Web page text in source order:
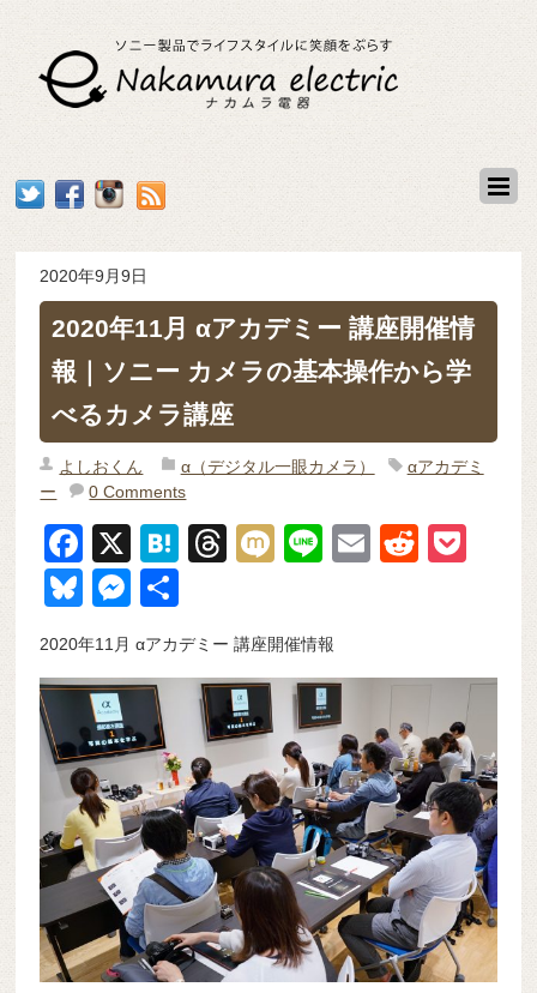
2020年9月9日
2020年11月 αアカデミー 講座開催情
報｜ソニー カメラの基本操作から学
べるカメラ講座
よしおくん α（デジタル一眼カメラ）
αアカデミ
ー
0 Comments
F
a
c
e
b
o
o
k
X
H
n
a
T
a
d
s
M
Li
E
R
Bl
u
e
sk
y
M
ss
e
n
g
er
2020年11月 αアカデミー 講座開催情報